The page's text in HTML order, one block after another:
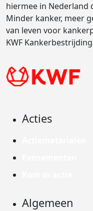
hiermee in Nederland
Minder kanker, meer
van leven voor
KWF
Acties
Algemeen